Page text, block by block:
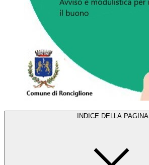
INDICE DELLA PAGINA